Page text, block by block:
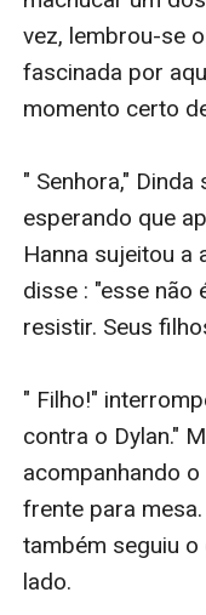
vez, lembrou-se
fascinada por
momento certo
" Senhora,"
esperando que
Hanna sujeitou a
disse : "esse não
resistir. Seus
" Filho!"
contra o Dylan."
acompanhando
frente para
também seguiu
lado.